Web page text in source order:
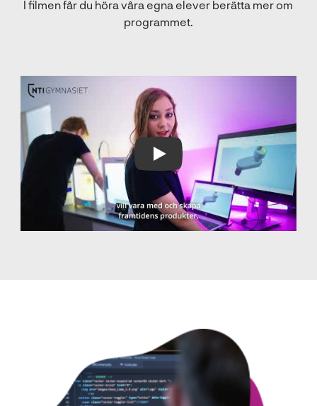
I filmen får du höra våra egna elever berätta mer om
programmet.
Play Video